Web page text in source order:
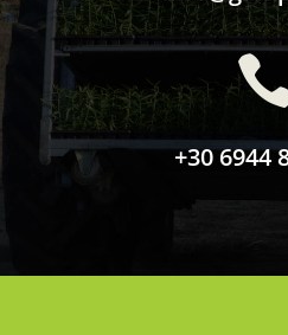
+30 6944